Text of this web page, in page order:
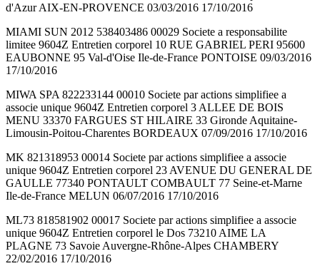
d'Azur AIX-EN-PROVENCE 03/03/2016 17/10/2016
MIAMI SUN 2012 538403486 00029 Societe a responsabilite
limitee 9604Z Entretien corporel 10 RUE GABRIEL PERI 95600
EAUBONNE 95 Val-d'Oise Ile-de-France PONTOISE 09/03/2016
17/10/2016
MIWA SPA 822233144 00010 Societe par actions simplifiee a
associe unique 9604Z Entretien corporel 3 ALLEE DE BOIS
MENU 33370 FARGUES ST HILAIRE 33 Gironde Aquitaine-
Limousin-Poitou-Charentes BORDEAUX 07/09/2016 17/10/2016
MK 821318953 00014 Societe par actions simplifiee a associe
unique 9604Z Entretien corporel 23 AVENUE DU GENERAL DE
GAULLE 77340 PONTAULT COMBAULT 77 Seine-et-Marne
Ile-de-France MELUN 06/07/2016 17/10/2016
ML73 818581902 00017 Societe par actions simplifiee a associe
unique 9604Z Entretien corporel le Dos 73210 AIME LA
PLAGNE 73 Savoie Auvergne-Rhône-Alpes CHAMBERY
22/02/2016 17/10/2016